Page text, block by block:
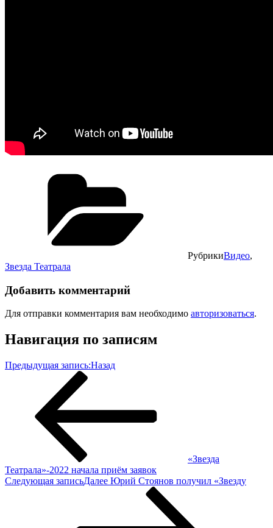
РубрикиВидео,
Звезда Театрала
Добавить комментарий
Для отправки комментария вам необходимо авторизоваться.
Навигация по записям
Предыдущая запись:Назад
«Звезда
Театрала»-2022 начала приём заявок
Следующая записьДалее Юрий Стоянов получил «Звезду